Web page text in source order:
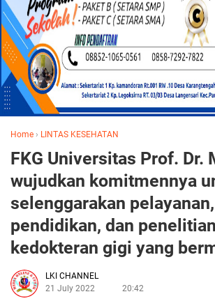
Home › LINTAS KESEHATAN
FKG Universitas Prof. Dr.
wujudkan komitmennya
selenggarakan pelayanan,
pendidikan, dan
kedokteran gigi yang
LKI CHANNEL
21 July 2022
20:42